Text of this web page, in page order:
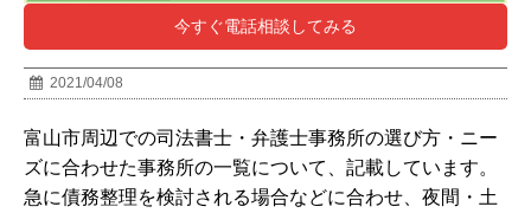
今すぐ電話相談してみる
2021/04/08
富山市周辺での司法書士・弁護士事務所の選び方・ニー
ズに合わせた事務所の一覧について、記載しています。
急に債務整理を検討される場合などに合わせ、夜間・土